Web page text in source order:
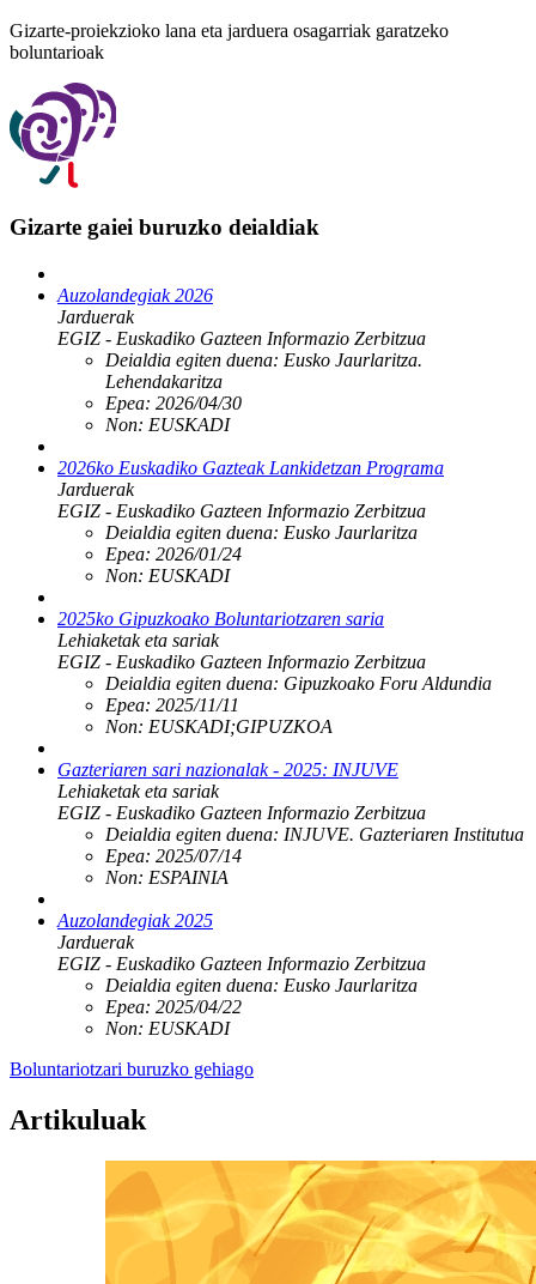
Gizarte-proiekzioko lana eta jarduera osagarriak garatzeko
boluntarioak
Gizarte gaiei buruzko deialdiak
Auzolandegiak 2026
Jarduerak
EGIZ - Euskadiko Gazteen Informazio Zerbitzua
Deialdia egiten duena: Eusko Jaurlaritza.
Lehendakaritza
Epea: 2026/04/30
Non: EUSKADI
2026ko Euskadiko Gazteak Lankidetzan Programa
Jarduerak
EGIZ - Euskadiko Gazteen Informazio Zerbitzua
Deialdia egiten duena: Eusko Jaurlaritza
Epea: 2026/01/24
Non: EUSKADI
2025ko Gipuzkoako Boluntariotzaren saria
Lehiaketak eta sariak
EGIZ - Euskadiko Gazteen Informazio Zerbitzua
Deialdia egiten duena: Gipuzkoako Foru Aldundia
Epea: 2025/11/11
Non: EUSKADI;GIPUZKOA
Gazteriaren sari nazionalak - 2025: INJUVE
Lehiaketak eta sariak
EGIZ - Euskadiko Gazteen Informazio Zerbitzua
Deialdia egiten duena: INJUVE. Gazteriaren Institutua
Epea: 2025/07/14
Non: ESPAINIA
Auzolandegiak 2025
Jarduerak
EGIZ - Euskadiko Gazteen Informazio Zerbitzua
Deialdia egiten duena: Eusko Jaurlaritza
Epea: 2025/04/22
Non: EUSKADI
Boluntariotzari buruzko gehiago
Artikuluak